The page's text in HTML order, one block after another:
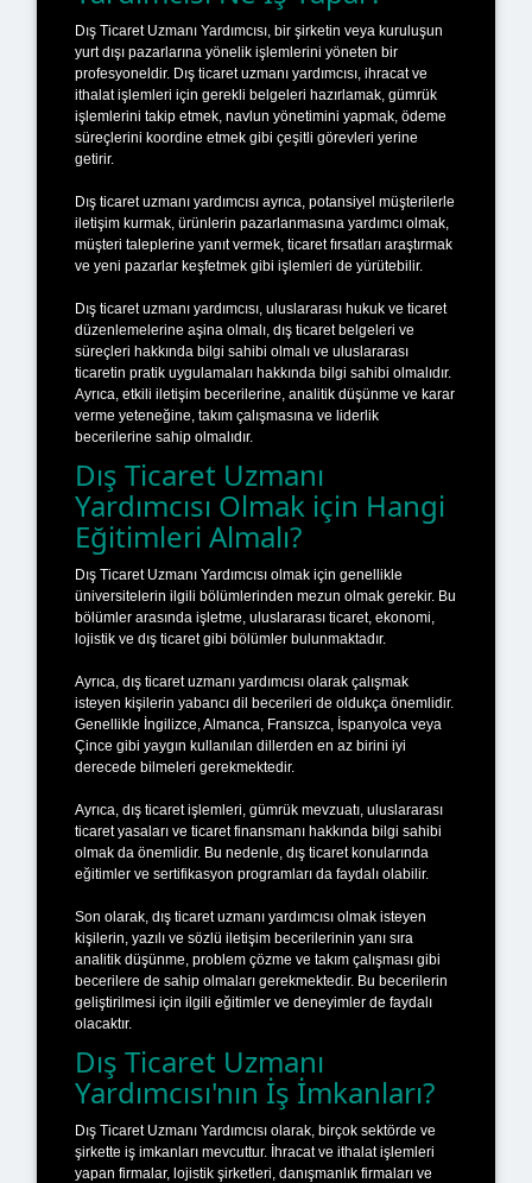
Dış Ticaret Uzmanı Yardımcısı, bir şirketin veya kuruluşun
yurt dışı pazarlarına yönelik işlemlerini yöneten bir
profesyoneldir. Dış ticaret uzmanı yardımcısı, ihracat ve
ithalat işlemleri için gerekli belgeleri hazırlamak, gümrük
işlemlerini takip etmek, navlun yönetimini yapmak, ödeme
süreçlerini koordine etmek gibi çeşitli görevleri yerine
getirir.
Dış ticaret uzmanı yardımcısı ayrıca, potansiyel müşterilerle
iletişim kurmak, ürünlerin pazarlanmasına yardımcı olmak,
müşteri taleplerine yanıt vermek, ticaret fırsatları araştırmak
ve yeni pazarlar keşfetmek gibi işlemleri de yürütebilir.
Dış ticaret uzmanı yardımcısı, uluslararası hukuk ve ticaret
düzenlemelerine aşina olmalı, dış ticaret belgeleri ve
süreçleri hakkında bilgi sahibi olmalı ve uluslararası
ticaretin pratik uygulamaları hakkında bilgi sahibi olmalıdır.
Ayrıca, etkili iletişim becerilerine, analitik düşünme ve karar
verme yeteneğine, takım çalışmasına ve liderlik
becerilerine sahip olmalıdır.
Dış Ticaret Uzmanı
Yardımcısı Olmak için Hangi
Eğitimleri Almalı?
Dış Ticaret Uzmanı Yardımcısı olmak için genellikle
üniversitelerin ilgili bölümlerinden mezun olmak gerekir. Bu
bölümler arasında işletme, uluslararası ticaret, ekonomi,
lojistik ve dış ticaret gibi bölümler bulunmaktadır.
Ayrıca, dış ticaret uzmanı yardımcısı olarak çalışmak
isteyen kişilerin yabancı dil becerileri de oldukça önemlidir.
Genellikle İngilizce, Almanca, Fransızca, İspanyolca veya
Çince gibi yaygın kullanılan dillerden en az birini iyi
derecede bilmeleri gerekmektedir.
Ayrıca, dış ticaret işlemleri, gümrük mevzuatı, uluslararası
ticaret yasaları ve ticaret finansmanı hakkında bilgi sahibi
olmak da önemlidir. Bu nedenle, dış ticaret konularında
eğitimler ve sertifikasyon programları da faydalı olabilir.
Son olarak, dış ticaret uzmanı yardımcısı olmak isteyen
kişilerin, yazılı ve sözlü iletişim becerilerinin yanı sıra
analitik düşünme, problem çözme ve takım çalışması gibi
becerilere de sahip olmaları gerekmektedir. Bu becerilerin
geliştirilmesi için ilgili eğitimler ve deneyimler de faydalı
olacaktır.
Dış Ticaret Uzmanı
Yardımcısı'nın İş İmkanları?
Dış Ticaret Uzmanı Yardımcısı olarak, birçok sektörde ve
şirkette iş imkanları mevcuttur. İhracat ve ithalat işlemleri
yapan firmalar, lojistik şirketleri, danışmanlık firmaları ve